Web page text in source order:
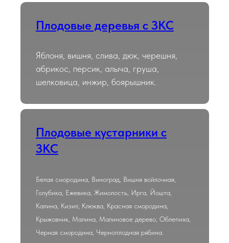
Плодовые деревья с ЗКС
Яблоня, вишня, слива, дюк, черешня,
абрикос, персик, алыча, груша,
шелковица, инжир, боярышник.
Плодовые кустарники с
ЗКС
Белая смородина, Виноград, Вишня войлочная,
Голубика, Ежевика, Жимолость, Ирга, Йошта,
Калина, Кизил, Клюква, Красная смородина,
Крыжовник, Малина, Малиновое дерево, Облепиха,
Черная смородина, Черноплодная рябина.